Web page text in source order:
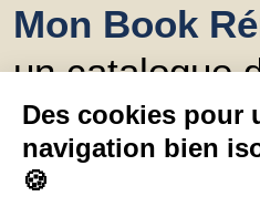
Mon Book
un catalogue
conseils et